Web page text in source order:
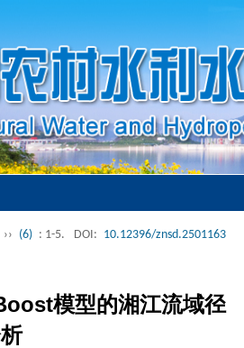
›› (6) : 1-5. DOI: 10.12396/znsd.2501163
模型的湘江流域径